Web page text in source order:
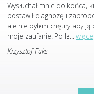
Wysłuchał mnie do końca,
postawił diagnozę i
ale nie byłem chętny aby ją
moje zaufanie. Po le
więcej
Krzysztof Fuks